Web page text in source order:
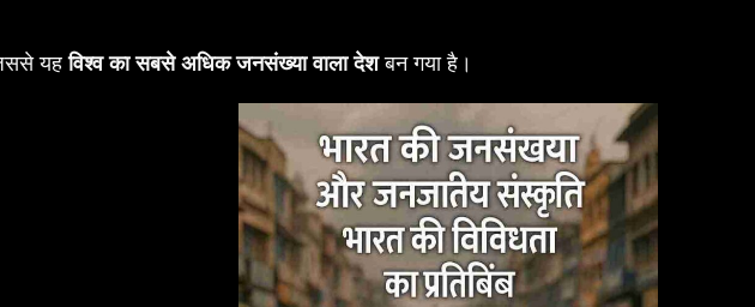
यहविश्व का सबसे अधिक जनसंख्या वाला देशबन गया है।